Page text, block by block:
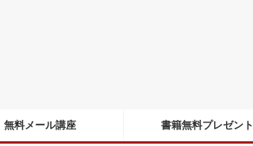
無料メール講座 書籍無料プレゼント